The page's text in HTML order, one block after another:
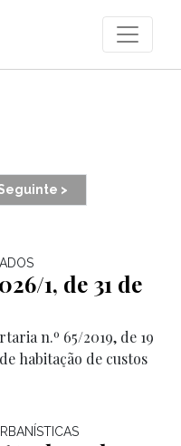
>
1, de 31 de
n.º 65/2019, de 19
habitação de custos